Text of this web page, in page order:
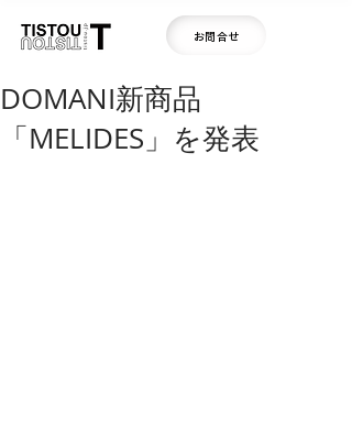
お問合せ
DOMANI新商品
「MELIDES」を発表